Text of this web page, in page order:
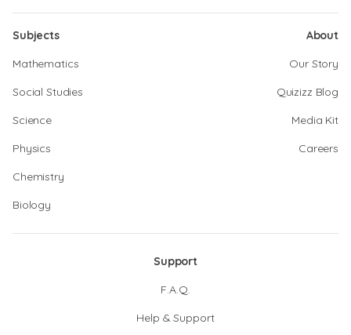
Subjects
Mathematics
Social Studies
Science
Physics
Chemistry
Biology
About
Our Story
Quizizz Blog
Media Kit
Careers
Support
F.A.Q.
Help & Support